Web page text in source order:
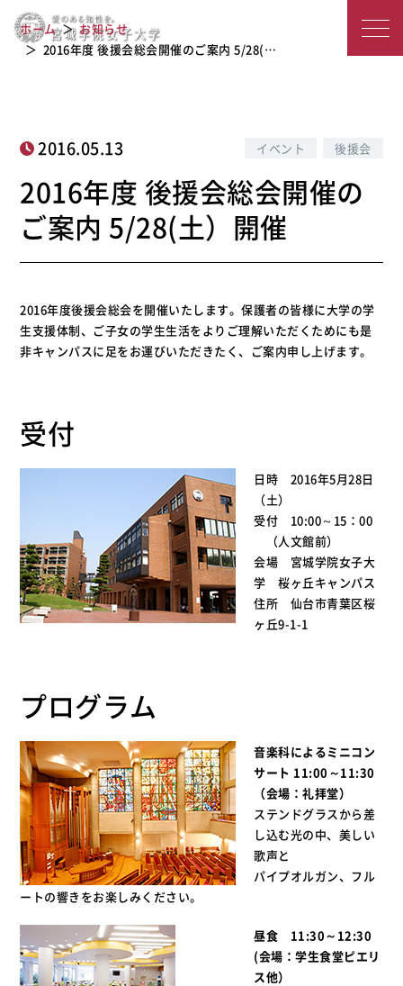
城
子
大
学
2016年度 後援会総会開催のご案内 5/2
8(土）開催
ホーム
お知らせ
2016年度 後援会総会開催のご案内 5/28(…
2016.05.13 イベント 後援会
2016年度 後援会総会開催の
ご案内 5/28(土）開催
2016年度後援会総会を開催いたします。保護者の皆様に大学の学
生支援体制、ご子女の学生生活をよりご理解いただくためにも是
非キャンパスに足をお運びいただきたく、ご案内申し上げます。
受付
日時 2016年5月28日
（土）
受付 10:00～15：00
（人文館前）
会場 宮城学院女子大
学 桜ヶ丘キャンパス
住所 仙台市青葉区桜
ヶ丘9-1-1
プログラム
音楽科によるミニコン
サート 11:00～11:30
（会場：礼拝堂）
ステンドグラスから差
し込む光の中、美しい
歌声と
パイプオルガン、フル
ートの響きをお楽しみください。
昼食 11:30～12:30
(会場：学生食堂ピエリ
ス他）